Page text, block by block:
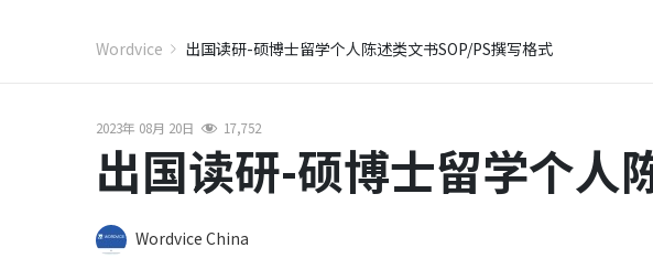
Wordvice 出国读研-硕博士留学个人陈述类文书SOP/PS撰写格式
2023年 08月 20日 17,752
出国读研-硕博士留学个人
Wordvice China